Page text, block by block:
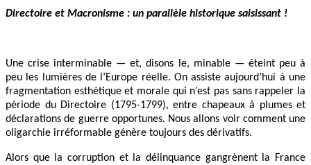
Directoire et Macronisme : un parallèle historique saisissant !
Une crise interminable — et, disons le, minable — éteint peu à
peu les lumières de l’Europe réelle. On assiste aujourd’hui à une
fragmentation esthétique et morale qui n’est pas sans rappeler la
période du Directoire (1795-1799), entre chapeaux à plumes et
déclarations de guerre opportunes. Nous allons voir comment une
oligarchie irréformable génère toujours des dérivatifs.
Alors que la corruption et la délinquance gangrènent la France